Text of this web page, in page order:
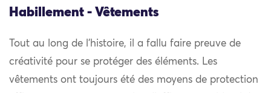
Habillement - Vêtements
Tout au long de l’histoire, il a fallu faire preuve de
créativité pour se protéger des éléments. Les
vêtements ont toujours été des moyens de protection